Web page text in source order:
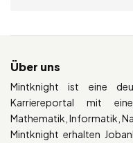
Über uns
Mintknight ist eine
Karriereportal mit
Mathematik, Informatik,
Mintknight erhalten